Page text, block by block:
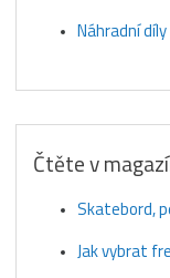
Náhradní
Čtěte v
Skatebord,
Jak vybrat